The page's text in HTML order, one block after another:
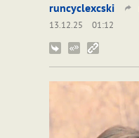
runcyclexcski
13.12.25
01:12